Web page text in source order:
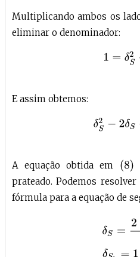
Multiplicando ambos os
eliminar o denominador:
(7)1 =δS
E assim obtemos:
(8)δ S2−2
A equação obtida em (8)
prateado. Podemos
fórmula para a equação de
S1